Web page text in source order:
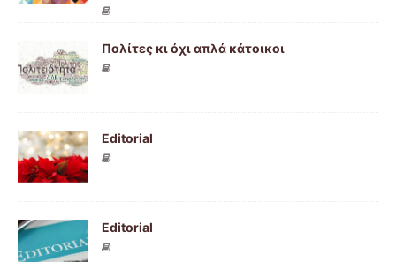
Πολίτες κι όχι απλά κάτοικοι
Editorial
Editorial